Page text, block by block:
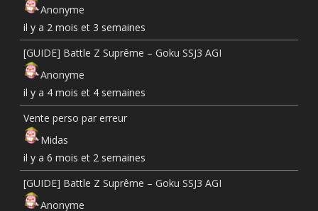
Anonyme
il y a 2 mois et 3 semaines
[GUIDE] Battle Z Suprême – Goku SSJ3 AGI
Anonyme
il y a 4 mois et 4 semaines
Vente perso par erreur
Midas
il y a 6 mois et 2 semaines
[GUIDE] Battle Z Suprême – Goku SSJ3 AGI
Anonyme